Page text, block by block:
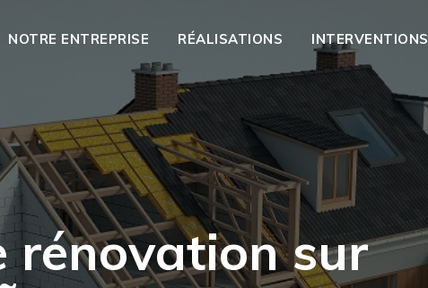
NOTRE ENTREPRISE RÉALISATIONS INTERVENTIONS
rénovation sur